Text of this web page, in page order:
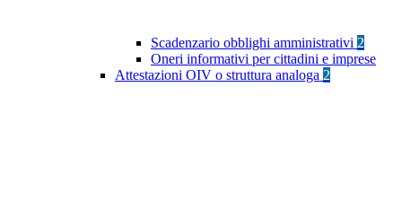
Scadenzario obblighi amministrativi 2
Oneri informativi per cittadini e imprese
Attestazioni OIV o struttura analoga 2